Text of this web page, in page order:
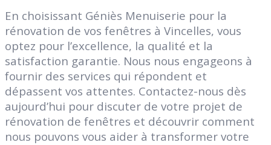
En choisissant Géniès Menuiserie pour la
rénovation de vos fenêtres à Vincelles, vous
optez pour l’excellence, la qualité et la
satisfaction garantie. Nous nous engageons à
fournir des services qui répondent et
dépassent vos attentes. Contactez-nous dès
aujourd’hui pour discuter de votre projet de
rénovation de fenêtres et découvrir comment
nous pouvons vous aider à transformer votre